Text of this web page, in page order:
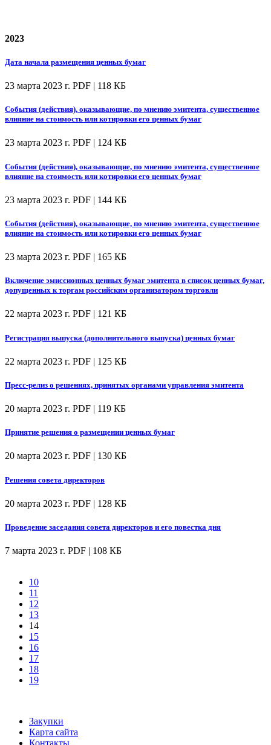
2023
Дата начала размещения ценных бумаг
23 марта 2023 г. PDF | 118 КБ
События (действия), оказывающие, по мнению эмитента, существенное
влияние на стоимость или котировки его ценных бумаг
23 марта 2023 г. PDF | 124 КБ
События (действия), оказывающие, по мнению эмитента, существенное
влияние на стоимость или котировки его ценных бумаг
23 марта 2023 г. PDF | 144 КБ
События (действия), оказывающие, по мнению эмитента, существенное
влияние на стоимость или котировки его ценных бумаг
23 марта 2023 г. PDF | 165 КБ
Включение эмиссионных ценных бумаг эмитента в список ценных бумаг,
допущенных к торгам российским организатором торговли
22 марта 2023 г. PDF | 121 КБ
Регистрация выпуска (дополнительного выпуска) ценных бумаг
22 марта 2023 г. PDF | 125 КБ
Пресс-релиз о решениях, принятых органами управления эмитента
20 марта 2023 г. PDF | 119 КБ
Принятие решения о размещении ценных бумаг
20 марта 2023 г. PDF | 130 КБ
Решения совета директоров
20 марта 2023 г. PDF | 128 КБ
Проведение заседания совета директоров и его повестка дня
7 марта 2023 г. PDF | 108 КБ
10
11
12
13
14
15
16
17
18
19
Закупки
Карта сайта